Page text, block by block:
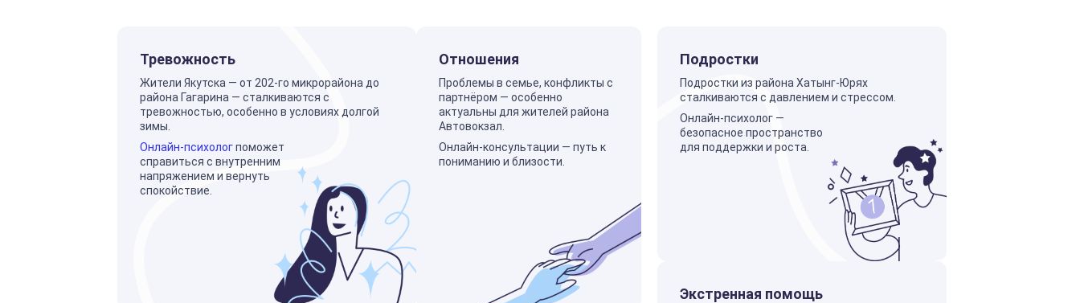
Тревожность
Жители Якутска — от 202-го микрорайона до
района Гагарина — сталкиваются с
тревожностью, особенно в условиях долгой
зимы.
Онлайн-психологпоможет
справиться с внутренним
напряжением и вернуть
спокойствие.
Отношения
Проблемы в семье, конфликты с
партнёром — особенно
актуальны для жителей района
Автовокзал.
Онлайн-консультации — путь к
пониманию и близости.
Подростки
Подростки из района Хатынг-Юрях
сталкиваются с давлением и стрессом.
Онлайн-психолог —
безопасное пространство
для поддержки и роста.
Экстренная помощь